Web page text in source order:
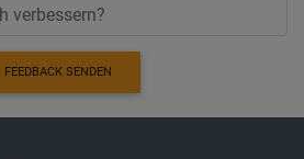
FEEDBACK SENDEN